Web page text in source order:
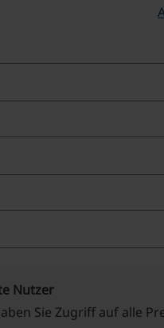
Nutzer
Sie Zugriff auf alle